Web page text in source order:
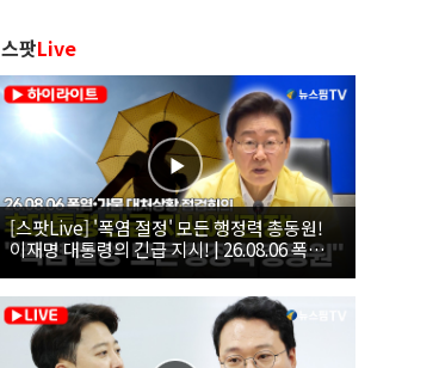
스팟Live
[스팟Live] '폭염 절정' 모든 행정력 총동원!
이재명 대통령의 긴급 지시! | 26.08.06 폭염•
가뭄 대처상황 점검회의